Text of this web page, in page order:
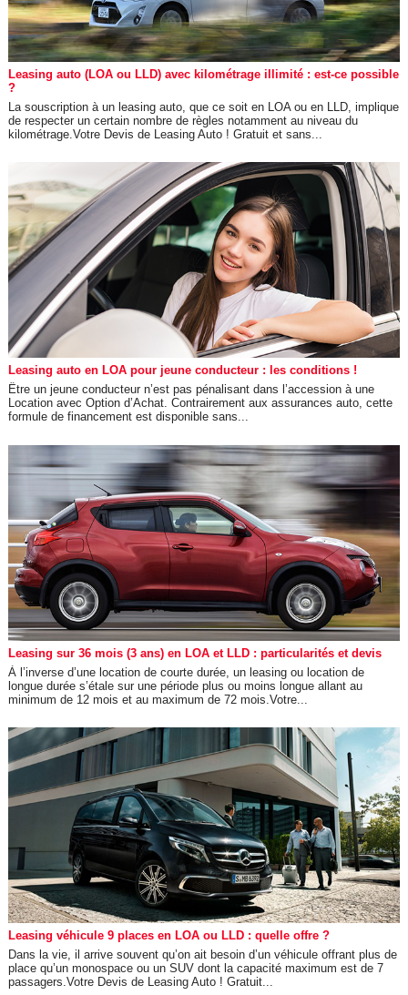
Leasing auto (LOA ou LLD) avec kilométrage illimité : est-ce possible
?
La souscription à un leasing auto, que ce soit en LOA ou en LLD, implique
de respecter un certain nombre de règles notamment au niveau du
kilométrage.Votre Devis de Leasing Auto ! Gratuit et sans...
Leasing auto en LOA pour jeune conducteur : les conditions !
Être un jeune conducteur n’est pas pénalisant dans l’accession à une
Location avec Option d’Achat. Contrairement aux assurances auto, cette
formule de financement est disponible sans...
Leasing sur 36 mois (3 ans) en LOA et LLD : particularités et devis
À l’inverse d’une location de courte durée, un leasing ou location de
longue durée s’étale sur une période plus ou moins longue allant au
minimum de 12 mois et au maximum de 72 mois.Votre...
Leasing véhicule 9 places en LOA ou LLD : quelle offre ?
Dans la vie, il arrive souvent qu’on ait besoin d’un véhicule offrant plus de
place qu’un monospace ou un SUV dont la capacité maximum est de 7
passagers.Votre Devis de Leasing Auto ! Gratuit...